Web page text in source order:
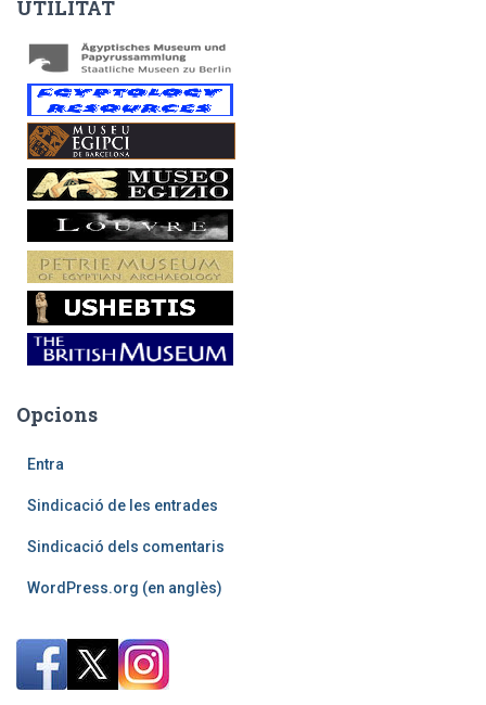
UTILITAT
Opcions
Entra
Sindicació de les entrades
Sindicació dels comentaris
WordPress.org (en anglès)